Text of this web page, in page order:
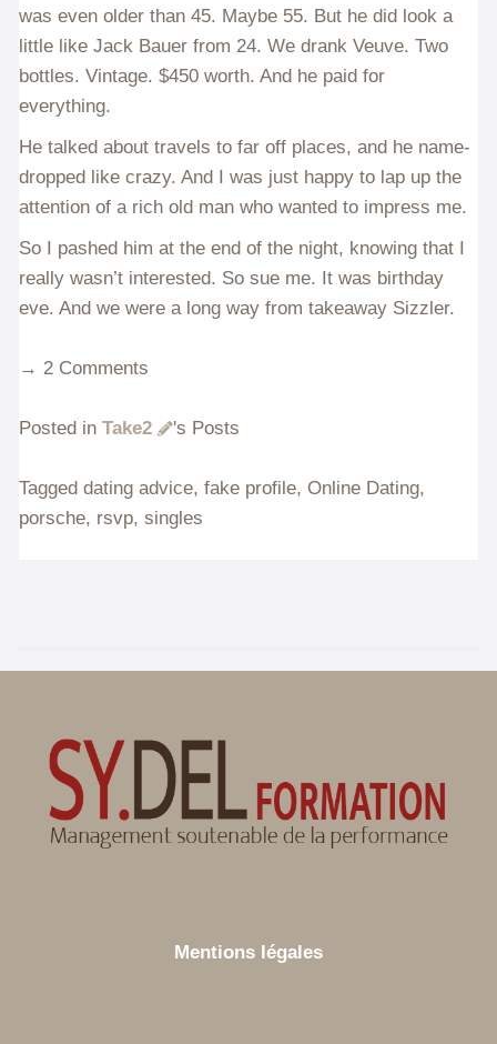
Mentions légales